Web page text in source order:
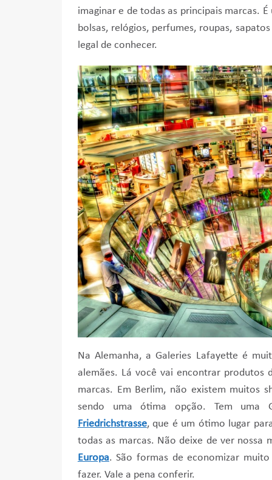
imaginar e de todas as principais marcas.
bolsas, relógios, perfumes, roupas,
legal de conhecer.
Na Alemanha, a Galeries Lafayette é
alemães. Lá você vai encontrar produtos
marcas. Em Berlim, não existem muitos
sendo uma ótima opção. Tem uma
Friedrichstrasse, que é um ótimo lugar
todas as marcas. Não deixe de ver nossa
Europa. São formas de economizar
fazer. Vale a pena conferir.